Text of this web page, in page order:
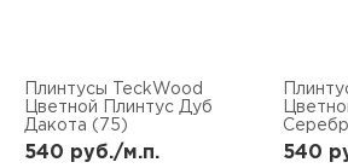
Плинтусы TeckWood
Цветной Плинтус Дуб
Дакота (75)
540 руб./м.п. 540